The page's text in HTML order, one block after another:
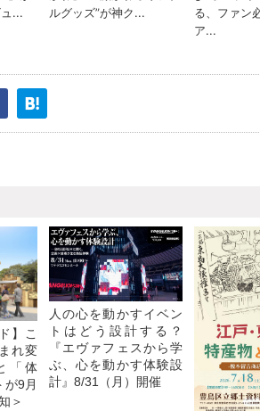
】こ
れ変
「体
が9月
＞
人の心を動かすイベン
トはどう設計する？
『エヴァフェスから学
ぶ、心を動かす体験設
計』8/31（月）開催